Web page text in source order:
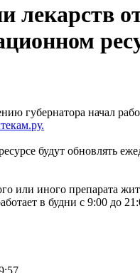
лекарств
губернатора начал
будут обновлять
или иного препарата
в будни с 9:00 до